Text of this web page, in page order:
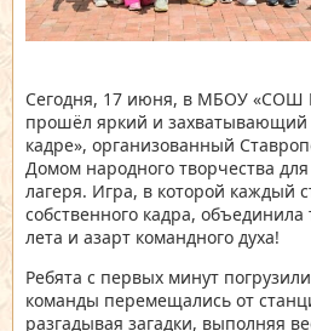
Сегодня, 17 июня, в МБОУ «СОШ
прошёл яркий и захватывающий
кадре», организованный
Домом народного творчества
лагеря. Игра, в которой каждый
собственного кадра, объединила
лета и азарт командного духа!
Ребята с первых минут
команды перемещались от
разгадывая загадки, выполняя